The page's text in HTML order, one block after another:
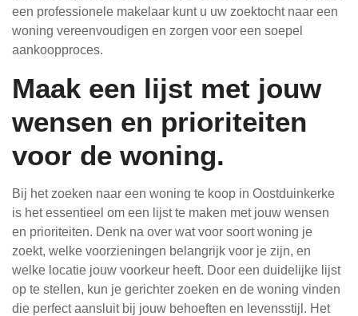
een professionele makelaar kunt u uw zoektocht naar een
woning vereenvoudigen en zorgen voor een soepel
aankoopproces.
Maak een lijst met jouw
wensen en prioriteiten
voor de woning.
Bij het zoeken naar een woning te koop in Oostduinkerke
is het essentieel om een lijst te maken met jouw wensen
en prioriteiten. Denk na over wat voor soort woning je
zoekt, welke voorzieningen belangrijk voor je zijn, en
welke locatie jouw voorkeur heeft. Door een duidelijke lijst
op te stellen, kun je gerichter zoeken en de woning vinden
die perfect aansluit bij jouw behoeften en levensstijl. Het